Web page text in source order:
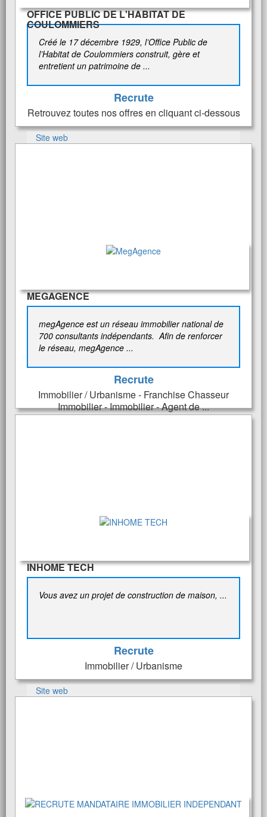
OFFICE PUBLIC DE L'HABITAT DE
COULOMMIERS
Créé le 17 décembre 1929, l’Office Public de
l’Habitat de Coulommiers construit, gère et
entretient un patrimoine de ...
Recrute
Retrouvez toutes nos offres en cliquant ci-dessous
Site web
MEGAGENCE
megAgence est un réseau immobilier national de
700 consultants indépendants. Afin de renforcer
le réseau, megAgence ...
Recrute
Immobilier / Urbanisme - Franchise Chasseur
Immobilier - Immobilier - Agent de ...
INHOME TECH
Vous avez un projet de construction de maison, ...
Recrute
Immobilier / Urbanisme
Site web